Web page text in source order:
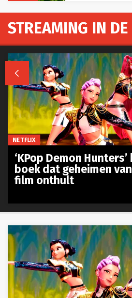
STREAMING IN DE

NETFLIX
‘KPop Demon
boek dat geheimen
film onthult